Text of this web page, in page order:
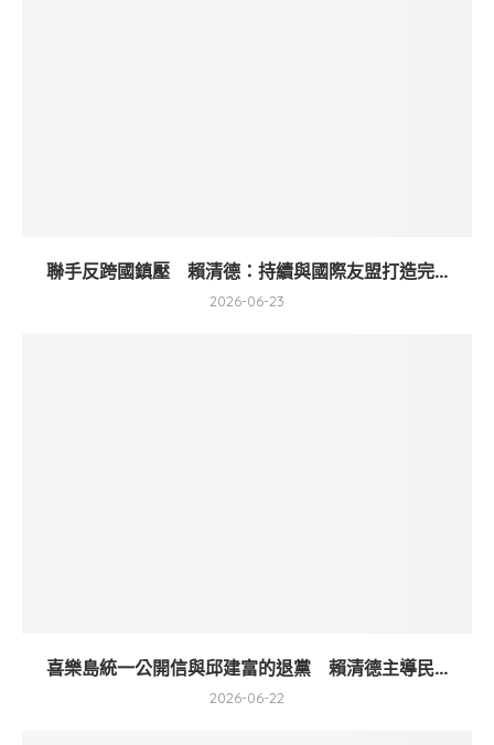
聯手反跨國鎮壓 賴清德：持續與國際友盟打造完...
2026-06-23
喜樂島統一公開信與邱建富的退黨 賴清德主導民...
2026-06-22